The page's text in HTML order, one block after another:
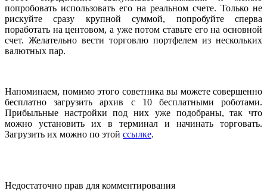
попробовать использовать его на реальном счете. Только не
рискуйте сразу крупной суммой, попробуйте сперва
поработать на центовом, а уже потом ставьте его на основной
счет. Желательно вести торговлю портфелем из нескольких
валютных пар.
Напоминаем, помимо этого советника вы можете совершенно
бесплатно загрузить архив с 10 бесплатными роботами.
Прибыльные настройки под них уже подобраны, так что
можно установить их в терминал и начинать торговать.
Загрузить их можно по этой ссылке.
Недостаточно прав для комментирования